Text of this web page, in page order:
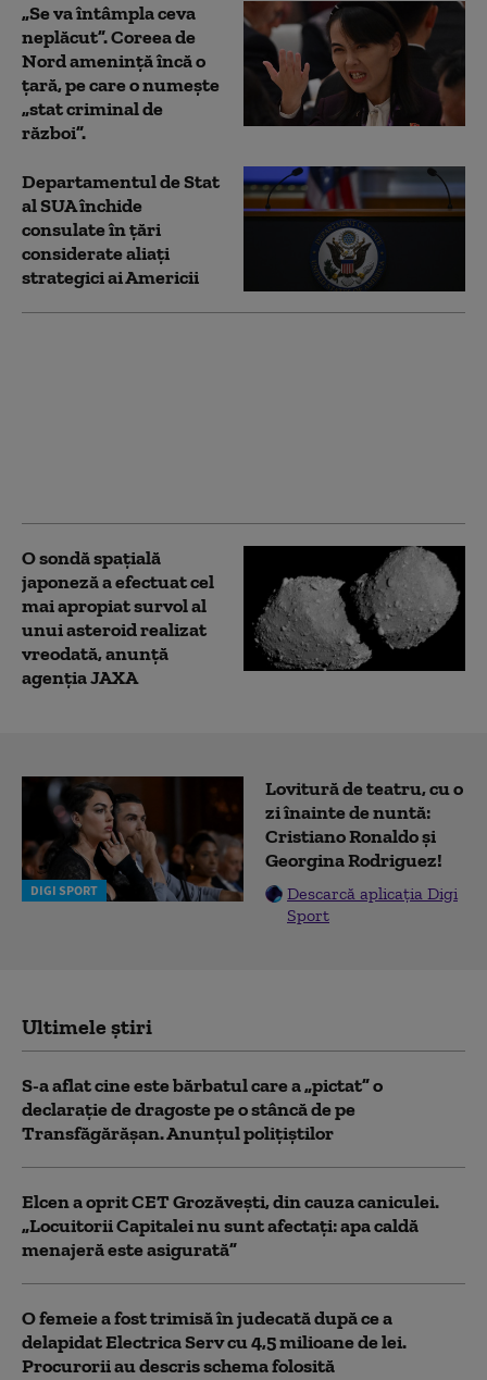
„Se va întâmpla ceva
neplăcut”. Coreea de
Nord amenință încă o
țară, pe care o numește
„stat criminal de
război”.
Departamentul de Stat
al SUA închide
consulate în țări
considerate aliați
strategici ai Americii
O sondă spațială
japoneză a efectuat cel
mai apropiat survol al
unui asteroid realizat
vreodată, anunță
agenția JAXA
DIGI SPORT
Lovitură de teatru, cu o
zi înainte de nuntă:
Cristiano Ronaldo și
Georgina Rodriguez!
Descarcă aplicația Digi
Sport
Ultimele știri
S-a aflat cine este bărbatul care a „pictat” o
declarație de dragoste pe o stâncă de pe
Transfăgărășan. Anunțul polițiștilor
Elcen a oprit CET Grozăveşti, din cauza caniculei.
„Locuitorii Capitalei nu sunt afectați: apa caldă
menajeră este asigurată”
O femeie a fost trimisă în judecată după ce a
delapidat Electrica Serv cu 4,5 milioane de lei.
Procurorii au descris schema folosită